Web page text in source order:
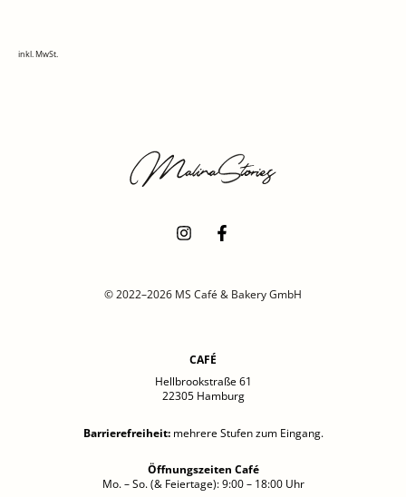
inkl. MwSt.
© 2022–2026 MS Café & Bakery GmbH
CAFÉ
Hellbrookstraße 61
22305 Hamburg
Barrierefreiheit: mehrere Stufen zum Eingang.
Öffnungszeiten Café
Mo. – So. (& Feiertage): 9:00 – 18:00 Uhr